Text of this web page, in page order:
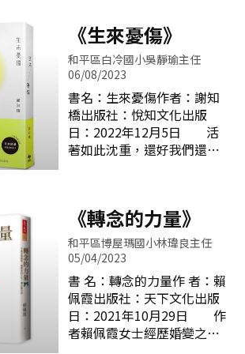
讓我面對難題時能撐過去，
無論多麼冷冽的環境中，唯
有內心的溫暖才能支持
還是個小小孩開始，那時外
婆就是她最喜歡的人，她哭
鬧時，爸爸媽媽都哄不了，
只要外婆抱起她，她就立刻
不哭了。當小咪會走路，外
婆走到哪，她就跟到哪，十
足像是外婆的小小跟屁蟲，
拉著外婆的裙襬跟著外婆四
處走。當小咪上學後，外婆
氣。 小咪放學回家第一
件事就是吃外婆煮的紅豆
湯，有一天，小咪放學回家
沒吃到紅豆湯，因為外婆忘
記把火關掉，紅豆湯變成黑
鍋巴
拉》，記錄二十位勇敢追逐
夢想的酷少年，他們自我探
索、擁抱挫折、克服挑戰的
成長故事。全書共分為四大
主題：酷運動、酷藝術、酷
專長和酷意見。公共電視兒
少節目組長舒逸琪：「到底
什麼樣的小孩，符合我們心
於追夢的過程。於是更多的
『酷』小孩出現了。」
書中記錄身上有缺陷的酷少
年如何築夢，譬如：罹患軟
骨發育不全症的吳于嫣「跳
舞」讓她忘卻身材矮小的限
制，舞出自信與成就感；先
天中重度的聽障生張道順因
《生來憂傷》
和平區白冷國小吳靜瑜主任
06/08/2023
書名：生來憂傷作者：謝知
橋出版社：悅知文化出版
日：2022年12月5日 活
著如此沈重，還好我們還有
〈媽媽〉此首詩剛好在母親
節時最為大眾熟識。〈媽
媽〉ㄇ是聲母是生母是痛得
撕心裂肺那天她剪斷了臍帶
後來她也剪斷了胎髮與針線
卻沒有剪斷你離開她身體後
她每天每夜的掛念ㄚ是韻母
是孕母是重得舉步維艱那十
《轉念的力量》
和平區博屋瑪國小林瑋良主任
05/04/2023
書 名：轉念的力量作 者：賴
佩霞出版社：天下文化出版
日：2021年10月29日 作
者賴佩霞女士經歷婚變之